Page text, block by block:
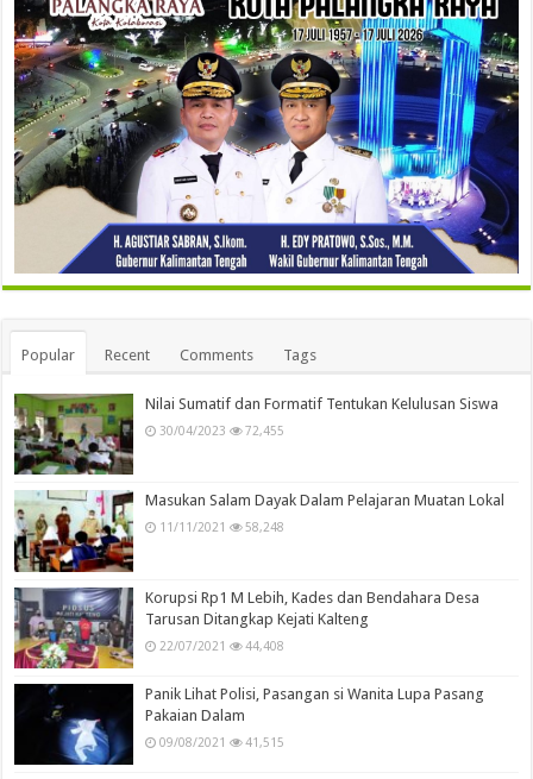
Popular Recent Comments Tags
Nilai Sumatif dan Formatif Tentukan Kelulusan Siswa
30/04/2023 72,455
Masukan Salam Dayak Dalam Pelajaran Muatan Lokal
11/11/2021 58,248
Korupsi Rp1 M Lebih, Kades dan Bendahara Desa
Tarusan Ditangkap Kejati Kalteng
22/07/2021 44,408
Panik Lihat Polisi, Pasangan si Wanita Lupa Pasang
Pakaian Dalam
09/08/2021 41,515